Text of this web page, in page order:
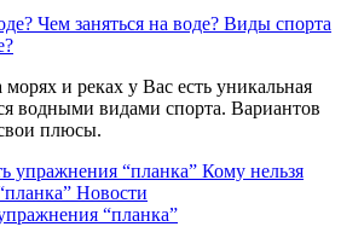
Чем заняться на воде? Виды спорта
и реках у Вас есть уникальная
водными видами спорта. Вариантов
плюсы.
Кому нельзя
Новости
“планка”